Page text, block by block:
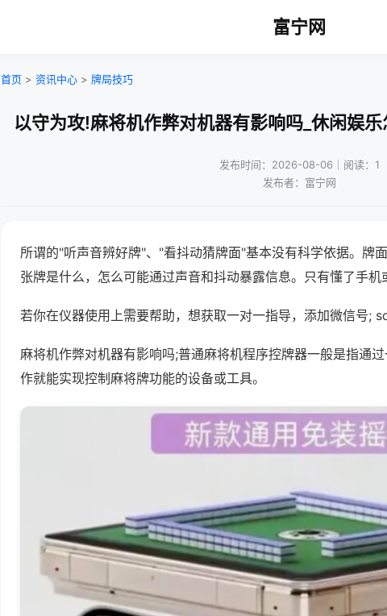
富宁网
首页 > 资讯中心 > 牌局技巧
以守为攻!麻将机作弊对机器有影响吗_休闲娱
发布时间：2026-08-06｜阅读：1
发布者：富宁网
所谓的"听声音辨好牌"、"看抖动猜牌面"基本没有科学依据。牌
张牌是什么，怎么可能通过声音和抖动暴露信息。只有懂了手机
若你在仪器使用上需要帮助，想获取一对一指导，添加微信号;
麻将机作弊对机器有影响吗;普通麻将机程序控牌器一般是指通
作就能实现控制麻将牌功能的设备或工具。